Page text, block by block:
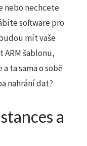
nebo nechcete
software pro
mít vaše
ARM šablonu,
ta sama o sobě
nahrání dat?
a